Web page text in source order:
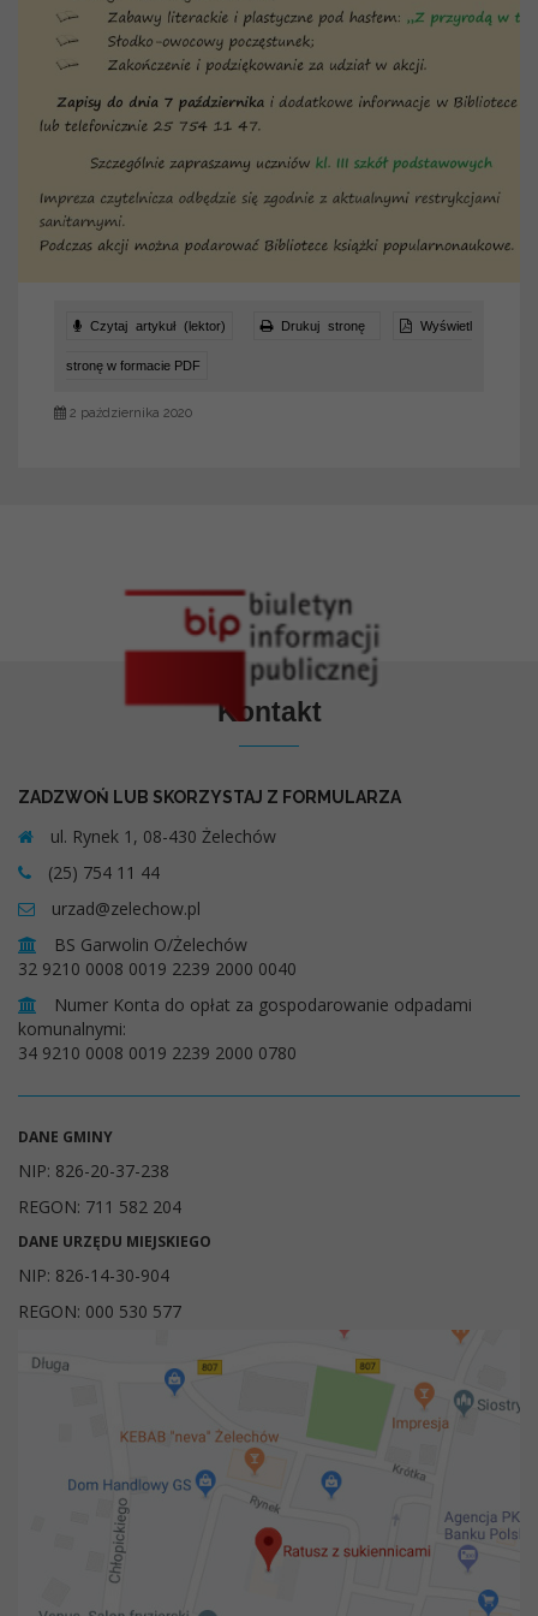
Czytaj artykuł (lektor) Drukuj stronę Wyświetl
stronę w formacie PDF
2 października 2020
Kontakt
ZADZWOŃ LUB SKORZYSTAJ Z FORMULARZA
ul. Rynek 1, 08-430 Żelechów
(25) 754 11 44
urzad@zelechow.pl
BS Garwolin O/Żelechów
32 9210 0008 0019 2239 2000 0040
Numer Konta do opłat za gospodarowanie odpadami
komunalnymi:
34 9210 0008 0019 2239 2000 0780
DANE GMINY
NIP: 826-20-37-238
REGON: 711 582 204
DANE URZĘDU MIEJSKIEGO
NIP: 826-14-30-904
REGON: 000 530 577